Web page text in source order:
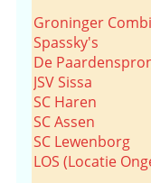
Groninger
Spassky's
De
JSV Sissa
SC Haren
SC Assen
SC Lewenborg
LOS (Locatie